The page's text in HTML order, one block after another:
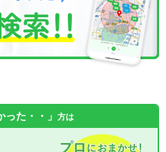
った・・」 方は